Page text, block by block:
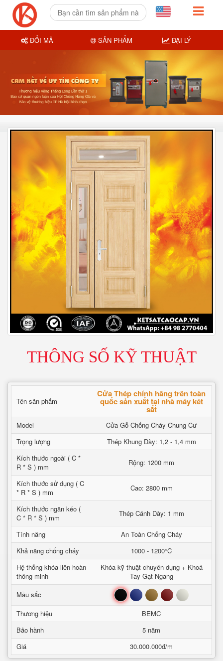
THÔNG SỐ KỸ THUẬT
Tên sản phẩm
Cửa Thép chính hãng trên toàn
quốc sản xuất tại nhà máy két
sắt
Model
Cửa Gỗ Chống Cháy Chung Cư
Trọng lượng
Thép Khung Dày: 1,2 - 1,4 mm
Kích thước ngoài ( C *
R * S ) mm
Rộng: 1200 mm
Kích thước sử dụng ( C
* R * S ) mm
Cao: 2800 mm
Kích thước ngăn kéo (
C * R * S ) mm
Thép Cánh Dày: 1 mm
Tính năng
An Toàn Chống Cháy
Khả năng chống cháy
1000 - 1200°C
Hệ thống khóa liên hoàn
thông minh
Khóa kỹ thuật chuyên dụng + Khoá
Tay Gạt Ngang
Mầu sắc
Đen Xanh Nâu Đỏ Trắng
Thương hiệu
BEMC
Bảo hành
5 năm
Giá
30.000.000đ/m
ĐỔI MÃ SẢN PHẨM ĐẠI LÝ